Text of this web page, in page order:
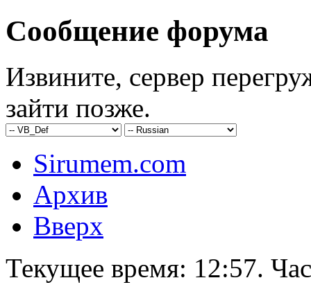
Сообщение форума
Извините, сервер
зайти позже.
Sirumem.com
Архив
Вверх
Текущее время: 12:57.